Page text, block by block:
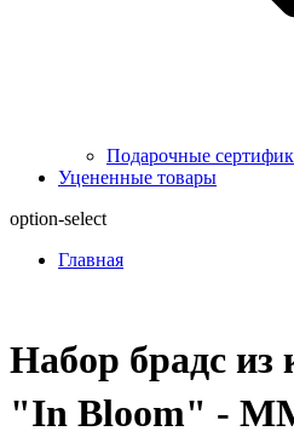
Подарочные
Уцененные товары
option-select
Главная
Набор брадс из
"In Bloom" -